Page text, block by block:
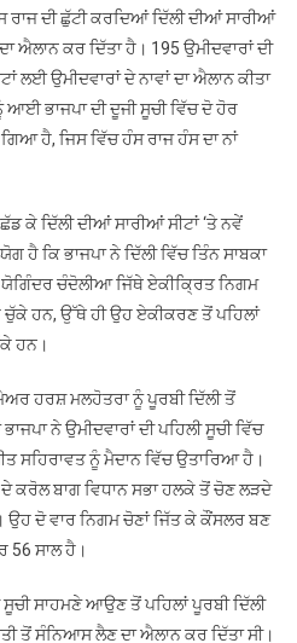
ਰਾਜ
ਟਿਕਟ
ਨੇ
ਮੇਅਰਾਂ
‘ਤੇ
ਭਰੋਸਾ
ਰਾਜ ਦੀ ਛੁੱਟੀ ਕਰਦਿਆਂ ਦਿੱਲੀ ਦੀਆਂ ਸਾਰੀਆਂ
ਐਲਾਨ ਕਰ ਦਿੱਤਾ ਹੈ। 195 ਉਮੀਦਵਾਰਾਂ ਦੀ
ਲਈ ਉਮੀਦਵਾਰਾਂ ਦੇ ਨਾਵਾਂ ਦਾ ਐਲਾਨ ਕੀਤਾ
ਭਾਜਪਾ ਦੀ ਦੂਜੀ ਸੂਚੀ ਵਿੱਚ ਦੋ ਹੋਰ
ਗਿਆ ਹੈ, ਜਿਸ ਵਿੱਚ ਹੰਸ ਰਾਜ ਹੰਸ ਦਾ ਨਾਂ
ਕੇ ਦਿੱਲੀ ਦੀਆਂ ਸਾਰੀਆਂ ਸੀਟਾਂ ‘ਤੇ ਨਵੇਂ
ਹੈ ਕਿ ਭਾਜਪਾ ਨੇ ਦਿੱਲੀ ਵਿੱਚ ਤਿੰਨ ਸਾਬਕਾ
ਚੰਦੋਲੀਆ ਜਿੱਥੇ ਏਕੀਕ੍ਰਿਤ ਨਿਗਮ
ਹਨ, ਉੱਥੇ ਹੀ ਉਹ ਏਕੀਕਰਣ ਤੋਂ ਪਹਿਲਾਂ
ਹਨ।
ਹਰਸ਼ ਮਲਹੋਤਰਾ ਨੂੰ ਪੂਰਬੀ ਦਿੱਲੀ ਤੋਂ
ਨੇ ਉਮੀਦਵਾਰਾਂ ਦੀ ਪਹਿਲੀ ਸੂਚੀ ਵਿੱਚ
ਸਹਿਰਾਵਤ ਨੂੰ ਮੈਦਾਨ ਵਿੱਚ ਉਤਾਰਿਆ ਹੈ।
ਕਰੋਲ ਬਾਗ ਵਿਧਾਨ ਸਭਾ ਹਲਕੇ ਤੋਂ ਚੋਣ ਲੜਦੇ
ਦੋ ਵਾਰ ਨਿਗਮ ਚੋਣਾਂ ਜਿੱਤ ਕੇ ਕੌਂਸਲਰ ਬਣ
56 ਸਾਲ ਹੈ।
ਸਾਹਮਣੇ ਆਉਣ ਤੋਂ ਪਹਿਲਾਂ ਪੂਰਬੀ ਦਿੱਲੀ
ਤੋਂ ਸੰਨਿਆਸ ਲੈਣ ਦਾ ਐਲਾਨ ਕਰ ਦਿੱਤਾ ਸੀ।